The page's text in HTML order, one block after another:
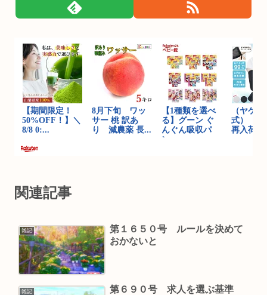
関連記事
雑記
第１６５０号 ルールを決めて
おかないと
雑記 第６９０号 求人を選ぶ基準